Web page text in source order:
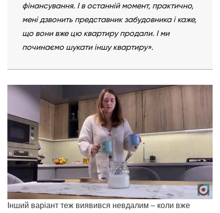
фінансування. І в останній момент, практично,
мені дзвонить представник забудовника і каже,
що вони вже цю квартиру продали. І ми
починаємо шукати іншу квартиру».
Інший варіант теж виявився невдалим – коли вже